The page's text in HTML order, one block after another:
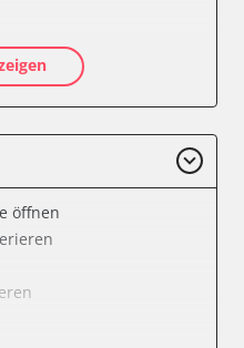
OBDII)
(GPS)
öffnen